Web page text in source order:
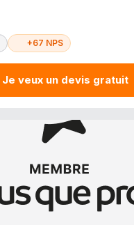
+67 NPS
Je veux un devis gratuit